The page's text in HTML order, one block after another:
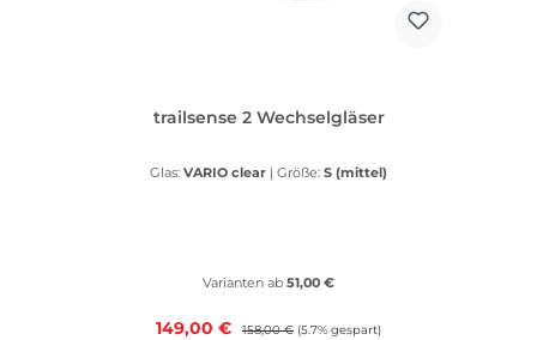
trailsense 2 Wechselgläser
Glas: VARIO clear | Größe: S (mittel)
Varianten ab 51,00 €
Verkaufspreis:
149,00 € Regulärer Preis:
158,00 € (5.7% gespart)